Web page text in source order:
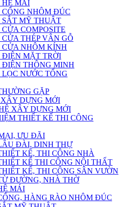
HỆ MÁI
CỔNG NHÔM ĐÚC
SẮT MỸ THUẬT
COMPOSITE
THÉP VÂN GỖ
CỬA NHÔM KÍNH
ĐIỆN MẶT TRỜI
ĐIỆN THÔNG MINH
NƯỚC TỔNG
GẶP
DỰNG MỚI
XÂY DỰNG MỚI
THIẾT KẾ THI CÔNG
ƯU ĐÃI
ĐÀI, DINH THỰ
KẾ, THI CÔNG NHÀ
KẾ THI CÔNG NỘI THẤT
KẾ, THI CÔNG SÂN VƯỜN
ĐƯỜNG, NHÀ THỜ
MÁI
HÀNG RÀO NHÔM ĐÚC